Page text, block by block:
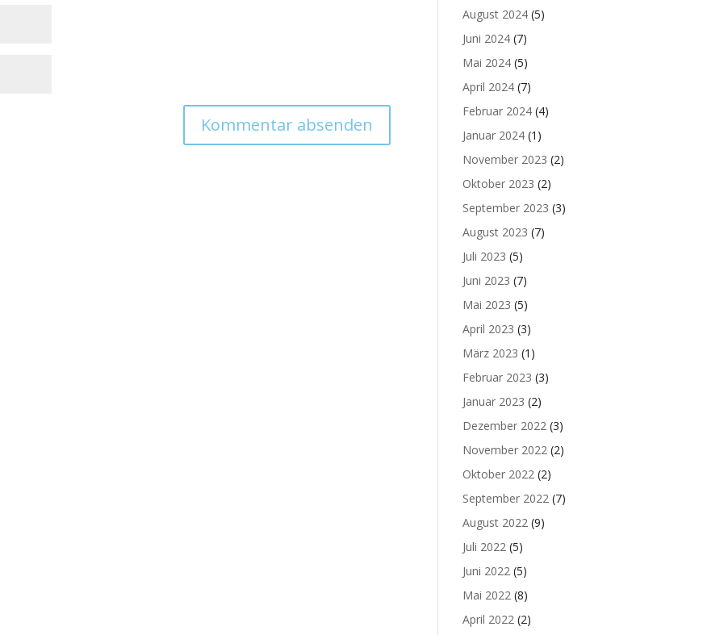
August 2024 (5)
Juni 2024 (7)
Mai 2024 (5)
April 2024 (7)
Februar 2024 (4)
Januar 2024 (1)
November 2023 (2)
Oktober 2023 (2)
September 2023 (3)
August 2023 (7)
Juli 2023 (5)
Juni 2023 (7)
Mai 2023 (5)
April 2023 (3)
März 2023 (1)
Februar 2023 (3)
Januar 2023 (2)
Dezember 2022 (3)
November 2022 (2)
Oktober 2022 (2)
September 2022 (7)
August 2022 (9)
Juli 2022 (5)
Juni 2022 (5)
Mai 2022 (8)
April 2022 (2)